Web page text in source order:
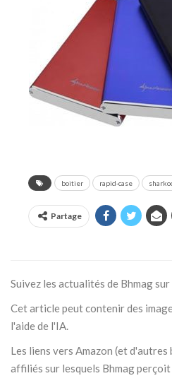
boitier rapid-case
Partage
Suivez les actualités de Bhmag sur
Cet article peut contenir des
l'aide de l'IA.
Les liens vers Amazon (et
affiliés sur lesquels Bhmag perçoit